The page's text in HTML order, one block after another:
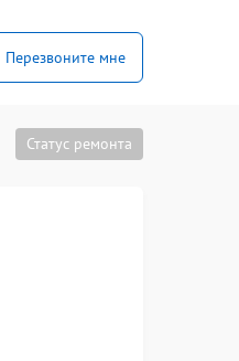
Перезвоните мне
Статус ремонта